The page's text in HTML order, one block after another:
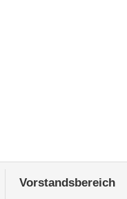
Vorstandsbereich